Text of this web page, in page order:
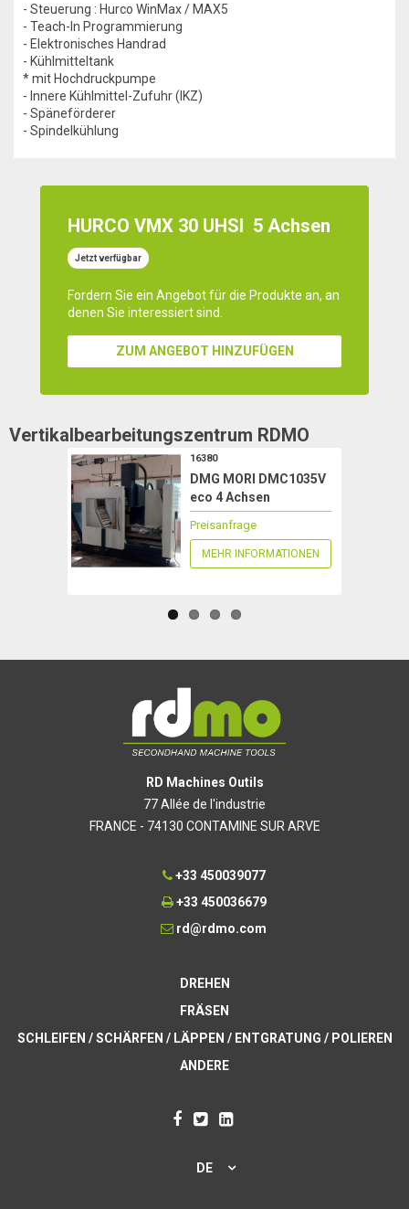
- Steuerung : Hurco WinMax / MAX5
- Teach-In Programmierung
- Elektronisches Handrad
- Kühlmitteltank
* mit Hochdruckpumpe
- Innere Kühlmittel-Zufuhr (IKZ)
- Späneförderer
- Spindelkühlung
HURCO VMX 30 UHSI 5 Achsen
Jetzt verfügbar
Fordern Sie ein Angebot für die Produkte an, an
denen Sie interessiert sind.
ZUM ANGEBOT HINZUFÜGEN
Vertikalbearbeitungszentrum RDMO
16380
DMG MORI DMC1035V
eco 4 Achsen
Preisanfrage
MEHR INFORMATIONEN
RD Machines Outils
77 Allée de l'industrie
FRANCE - 74130 CONTAMINE SUR ARVE
+33 450039077
+33 450036679
rd@rdmo.com
DREHEN
FRÄSEN
SCHLEIFEN / SCHÄRFEN / LÄPPEN / ENTGRATUNG / POLIEREN
ANDERE
DE